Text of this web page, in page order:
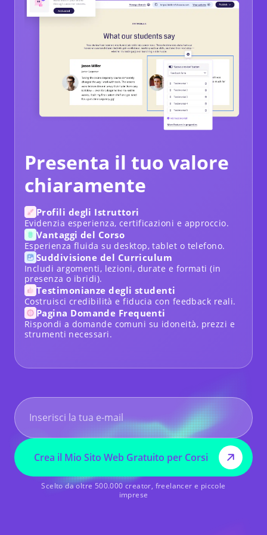
Presenta il tuo valore
chiaramente
Profili degli Istruttori
Evidenzia esperienza, certificazioni e approccio.
Vantaggi del Corso
Esperienza fluida su desktop, tablet o telefono.
Suddivisione del Curriculum
Includi argomenti, lezioni, durate e formati (in
presenza o ibridi).
Testimonianze degli studenti
Costruisci credibilità e fiducia con feedback reali.
Pagina Domande Frequenti
Rispondi a domande comuni su idoneità, prezzi e
strumenti necessari.
Crea il Mio Sito Web Gratuito per Corsi
Scelto da oltre 500.000 creator, freelancer e piccole
imprese